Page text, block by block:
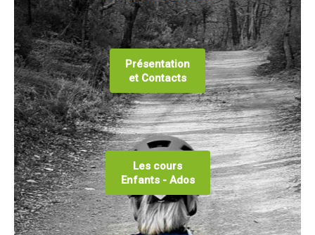
Présentation
et Contacts
Les cours
Enfants - Ados